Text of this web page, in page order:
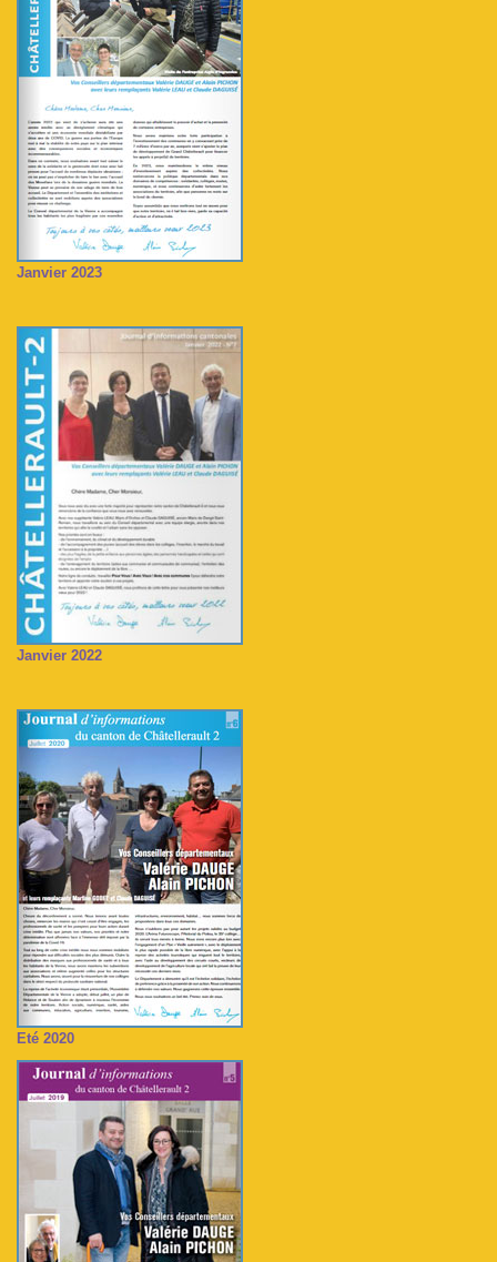
Janvier 2023
Janvier 2022
Eté 2020